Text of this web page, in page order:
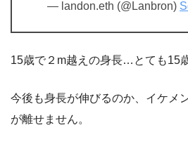
— landon.eth (@Lanbron)
15歳で２m越えの身長…とても15
今後も身長が伸びるのか、イケメ
が離せません。